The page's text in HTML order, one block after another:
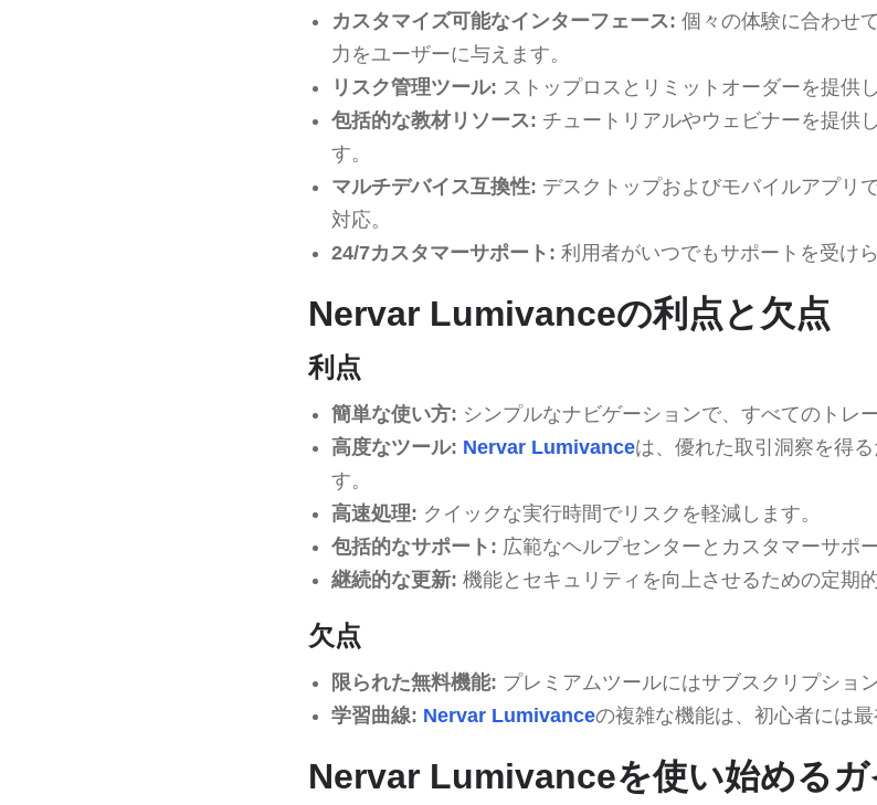
カスタマイズ可能なインターフェース: 個々の体験に合わせ
力をユーザーに与えます。
リスク管理ツール: ストップロスとリミットオーダーを提供
包括的な教材リソース: チュートリアルやウェビナーを提供
す。
マルチデバイス互換性: デスクトップおよびモバイルアプリ
対応。
24/7カスタマーサポート: 利用者がいつでもサポートを受け
Nervar Lumivanceの利点と欠点
利点
簡単な使い方: シンプルなナビゲーションで、すべてのトレ
高度なツール: Nervar Lumivanceは、優れた取引洞察を得
す。
高速処理: クイックな実行時間でリスクを軽減します。
包括的なサポート: 広範なヘルプセンターとカスタマーサポ
継続的な更新: 機能とセキュリティを向上させるための定期
欠点
限られた無料機能: プレミアムツールにはサブスクリプショ
学習曲線: Nervar Lumivanceの複雑な機能は、初心者には
Nervar Lumivanceを使い始めるガ